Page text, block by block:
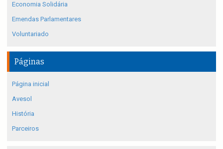
Economia Solidária
Emendas Parlamentares
Voluntariado
Páginas
Página inicial
Avesol
História
Parceiros